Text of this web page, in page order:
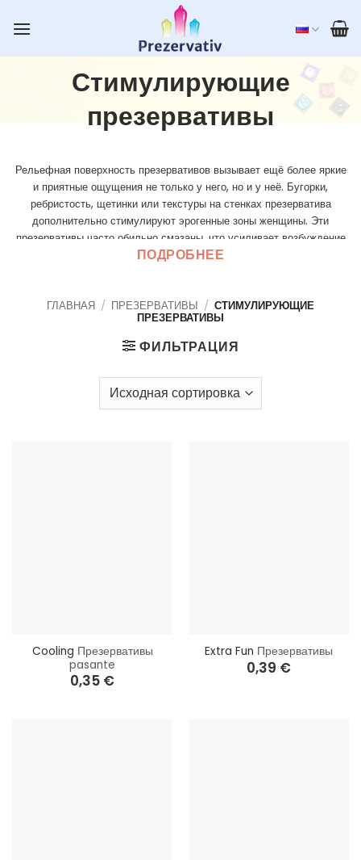
Стимулирующие
презервативы
Рельефная поверхность презервативов вызывает ещё более яркие
и приятные ощущения не только у него, но и у неё. Бугорки,
ребристость, щетинки или текстуры на стенках презерватива
дополнительно стимулируют эрогенные зоны женщины. Эти
презервативы часто обильно смазаны, что усиливает возбуждение
обоих партнёров. Стимулирующие презервативы пользуются
половой акт более интенсивным и приятным. Обеспечивая
максимальную дополнительную стимуляцию, такие презервативы
прекрасно выполняют свои основные функции — защищают от
инфекций, передающихся половым путём, и незапланированной
беременности. Все презервативы, представленные в интернет-
магазине, соответствуют самым высоким стандартам качества и
безопасны в использовании.
ПОДРОБНЕЕ
ГЛАВНАЯ / ПРЕЗЕРВАТИВЫ / СТИМУЛИРУЮЩИЕ
ПРЕЗЕРВАТИВЫ
ФИЛЬТРАЦИЯ
Cooling Презервативы
pasante
0,35 €
Extra Fun Презервативы
0,39 €